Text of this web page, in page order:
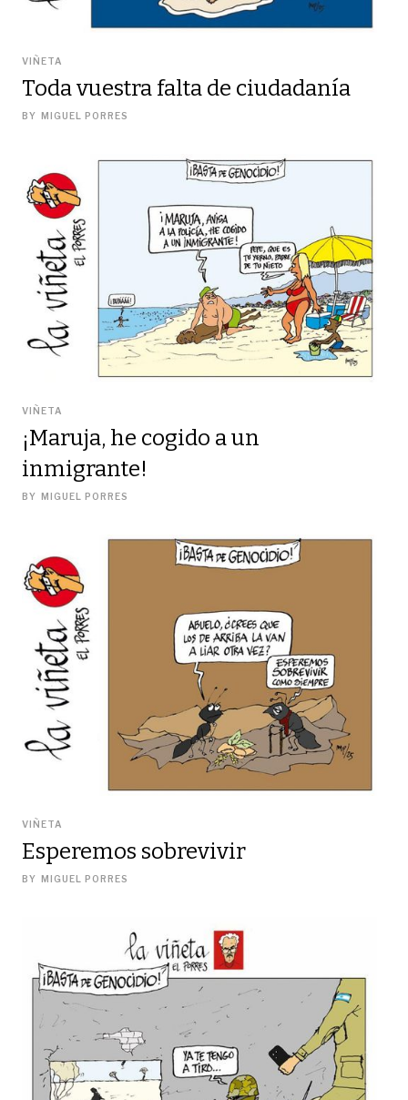
VIÑETA
Toda vuestra falta de ciudadanía
BY MIGUEL PORRES
VIÑETA
¡Maruja, he cogido a un
inmigrante!
BY MIGUEL PORRES
VIÑETA
Esperemos sobrevivir
BY MIGUEL PORRES